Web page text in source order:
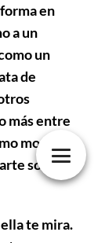
en
a un
un
de
más entre
mostrar
sobre
te mira.